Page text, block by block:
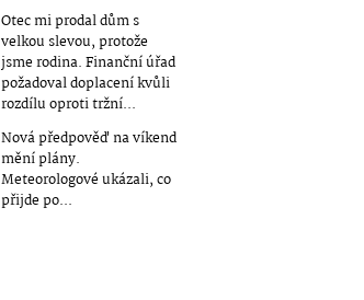
Otec mi prodal dům s
velkou slevou, protože
jsme rodina. Finanční úřad
požadoval doplacení kvůli
rozdílu oproti tržní...
Nová předpověď na víkend
mění plány.
Meteorologové ukázali, co
přijde po...